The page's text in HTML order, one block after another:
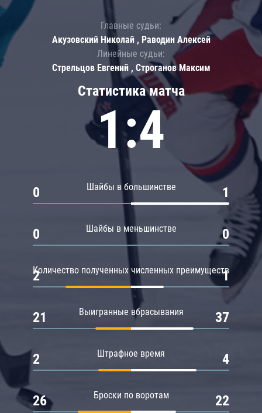
Статистика матча
1:4
Шайбы в большинстве
0 1
Шайбы в меньшинстве
0 0
Количество полученных численных преимуществ
2 1
Выигранные вбрасывания
21 37
Штрафное время
2 4
Броски по воротам
26 22
Главные судьи:
Акузовский Николай , Раводин Алексей
Линейные судьи:
Стрельцов Евгений , Строганов Максим